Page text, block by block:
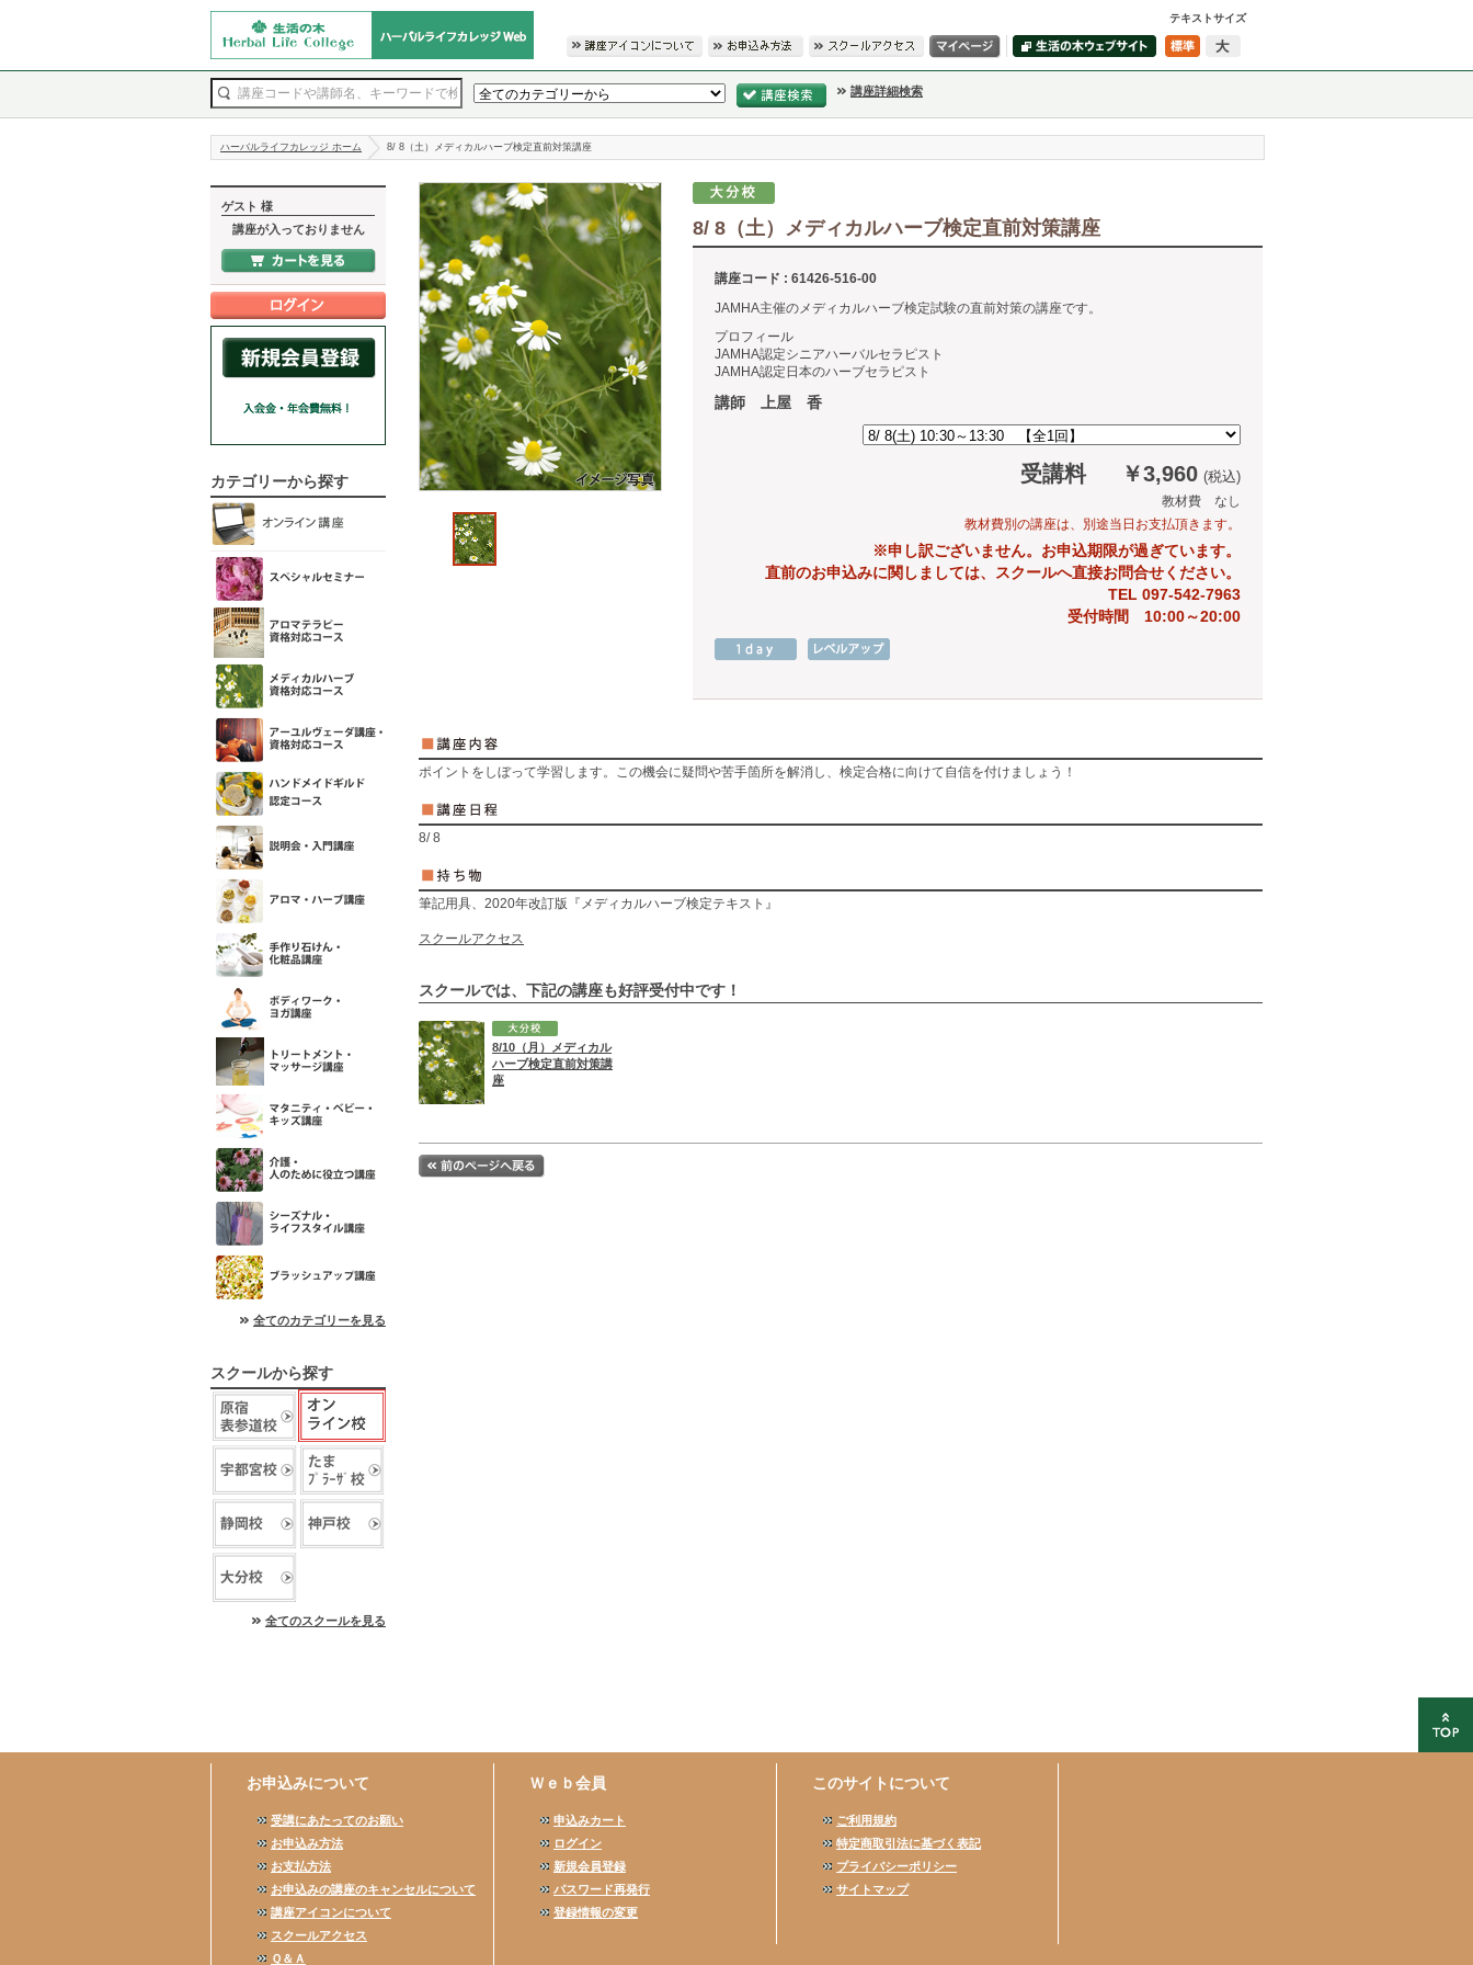
テキストサイズ
講座詳細検索
ハーバルライフカレッジ ホーム 8/ 8（土）メディカルハーブ検定直前対策講座
ゲスト 様
講座が入っておりません
カテゴリーから探す
全てのカテゴリーを見る
スクールから探す
全てのスクールを見る
8/ 8（土）メディカルハーブ検定直前対策講座
講座コード : 61426-516-00
JAMHA主催のメディカルハーブ検定試験の直前対策の講座です。
プロフィール
JAMHA認定シニアハーバルセラピスト
JAMHA認定日本のハーブセラピスト
講師 上屋 香
受講料 ￥3,960 (税込)
教材費 なし
教材費別の講座は、別途当日お支払頂きます。
※申し訳ございません。お申込期限が過ぎています。
直前のお申込みに関しましては、スクールへ直接お問合せください。
TEL 097-542-7963
受付時間 10:00～20:00
ポイントをしぼって学習します。この機会に疑問や苦手箇所を解消し、検定合格に向けて自信を付けましょう！
8/ 8
筆記用具、2020年改訂版『メディカルハーブ検定テキスト』
スクールアクセス
スクールでは、下記の講座も好評受付中です！
8/10（月）メディカル
ハーブ検定直前対策講
座
お申込みについて
受講にあたってのお願い
お申込み方法
お支払方法
お申込みの講座のキャンセルについて
講座アイコンについて
スクールアクセス
Ｑ＆Ａ
Ｗｅｂ会員
申込みカート
ログイン
新規会員登録
パスワード再発行
登録情報の変更
このサイトについて
ご利用規約
特定商取引法に基づく表記
プライバシーポリシー
サイトマップ